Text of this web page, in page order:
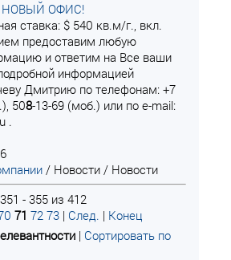
ОФИС!
ставка: $ 540 кв.м/г., вкл.
предоставим любую
и ответим на Все ваши
информацией
Дмитрию по телефонам: +7
508-13-69 (моб.) или по e-mail:
.
/ Новости / Новости
- 355 из 412
71 72 73 | След. | Конец
| Сортировать по